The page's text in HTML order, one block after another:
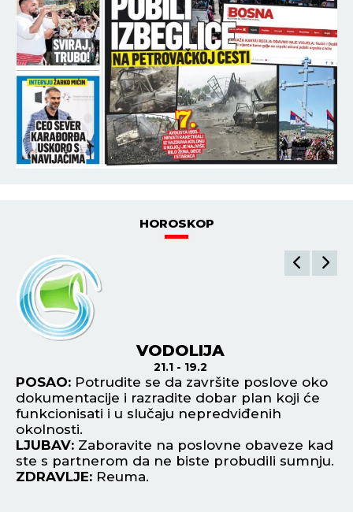
HOROSKOP
VODOLIJA
21.1 - 19.2
POSAO: Potrudite se da završite poslove oko
dokumentacije i razradite dobar plan koji će
funkcionisati i u slučaju nepredviđenih
okolnosti.
LJUBAV: Zaboravite na poslovne obaveze kad
ste s partnerom da ne biste probudili sumnju.
ZDRAVLJE: Reuma.